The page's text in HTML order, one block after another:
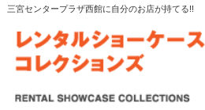
三宮センタープラザ西館に自分のお店が持てる!!